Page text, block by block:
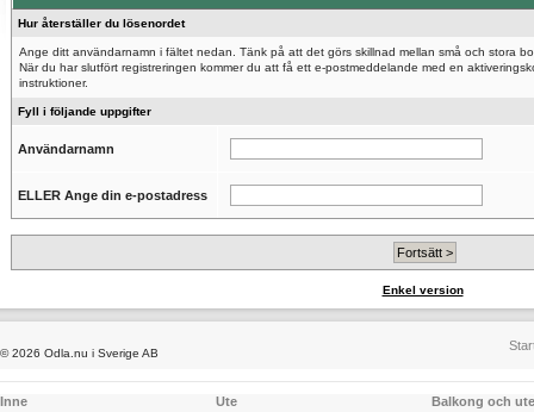
Hur återställer du lösenordet
Ange ditt användarnamn i fältet nedan. Tänk på att det görs skillnad mellan små och stora
När du har slutfört registreringen kommer du att få ett e-postmeddelande med en
instruktioner.
Fyll i följande uppgifter
Användarnamn
ELLER Ange din e-postadress
Enkel version
© 2026 Odla.nu i Sverige AB
Inne Ute Balkong och